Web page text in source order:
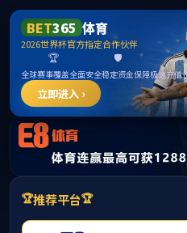
中国必威(西汉姆联)官